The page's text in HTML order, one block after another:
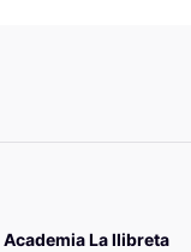
Academia La llibreta